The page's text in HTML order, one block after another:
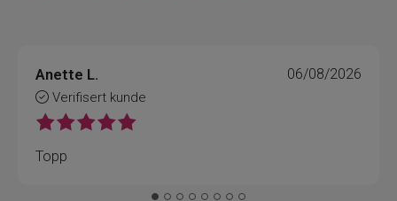
Anette L.
Verifisert kunde
06/08/2026
Topp